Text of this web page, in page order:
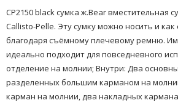
CP2150 black сумка ж.Bear вместительная
Callisto-Pelle. Эту сумку можно носить и
благодаря съёмному плечевому ремню.
идеально подходит для повседневного
отделение на молнии; Внутри: Два
разделенных большим карманом на
карман на молнии, два накладных